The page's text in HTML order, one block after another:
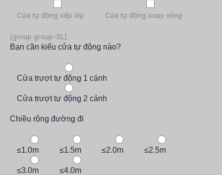
Cửa tự động xếp lớp Cửa tự động xoay vòng
[group group-SL]
Bạn cần kiểu cửa tự động nào?
Cửa trượt tự động 1 cánh
Cửa trượt tự động 2 cánh
Chiều rộng đường đi
≤1.0m ≤1.5m ≤2.0m ≤2.5m
≤3.0m ≤4.0m